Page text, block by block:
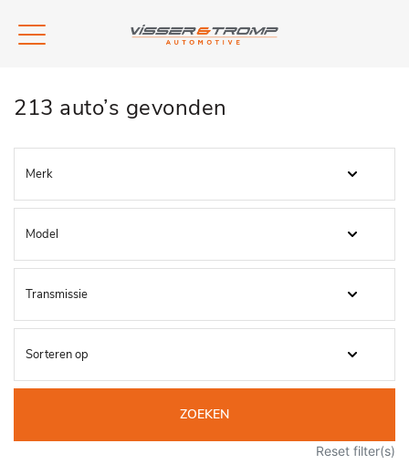
213 auto’s gevonden
ZOEKEN
Reset filter(s)